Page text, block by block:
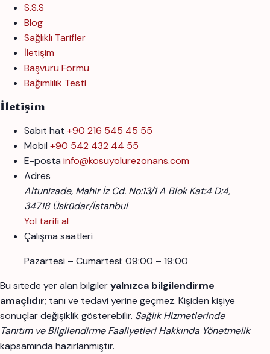
S.S.S
Blog
Sağlıklı Tarifler
İletişim
Başvuru Formu
Bağımlılık Testi
İletişim
Sabit hat +90 216 545 45 55
Mobil +90 542 432 44 55
E-posta info@kosuyolurezonans.com
Adres
Altunizade, Mahir İz Cd. No:13/1 A Blok Kat:4 D:4,
34718 Üsküdar/İstanbul
Yol tarifi al
Çalışma saatleri
Pazartesi – Cumartesi: 09:00 – 19:00
Bu sitede yer alan bilgileryalnızca bilgilendirme
amaçlıdır; tanı ve tedavi yerine geçmez. Kişiden kişiye
sonuçlar değişiklik gösterebilir. Sağlık Hizmetlerinde
Tanıtım ve Bilgilendirme Faaliyetleri Hakkında Yönetmelik
kapsamında hazırlanmıştır.